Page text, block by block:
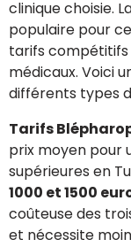
clinique choisie.
populaire pour
tarifs compétitifs
médicaux. Voici
différents types
Tarifs
prix moyen pour
supérieures en
1000 et 1500
coûteuse des
et nécessite